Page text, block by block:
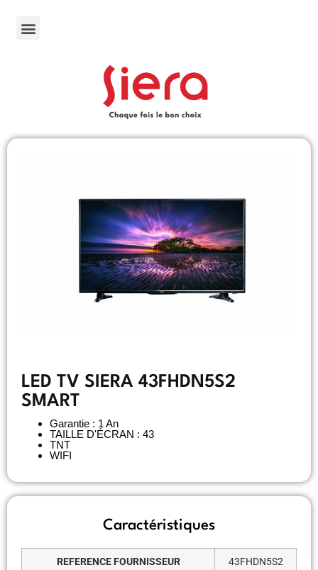
LED TV SIERA 43FHDN5S2
SMART
Garantie : 1 An
TAILLE D'ÉCRAN : 43
TNT
WIFI
Caractéristiques
REFERENCE FOURNISSEUR
43FHDN5S2